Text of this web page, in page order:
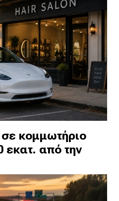
κομμωτήριο
εκατ. από την